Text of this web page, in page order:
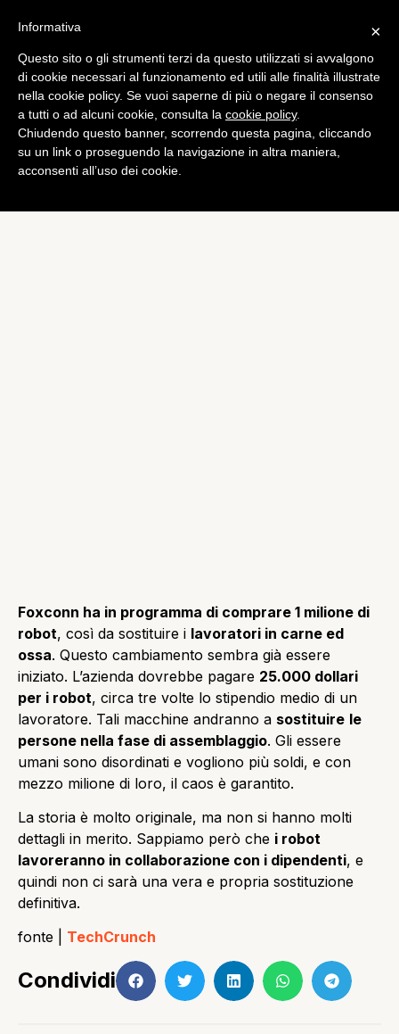
Tech
Foxconn dovrebbe
sostituire i lavoratori con
robot
diAlessandro Moretti
Foxconn ha in programma di comprare 1 milione di
robot, così da sostituire i lavoratori in carne ed
ossa. Questo cambiamento sembra già essere
iniziato. L’azienda dovrebbe pagare 25.000 dollari
per i robot, circa tre volte lo stipendio medio di un
lavoratore. Tali macchine andranno a sostituire le
persone nella fase di assemblaggio. Gli essere
umani sono disordinati e vogliono più soldi, e con
mezzo milione di loro, il caos è garantito.
La storia è molto originale, ma non si hanno molti
dettagli in merito. Sappiamo però che i robot
lavoreranno in collaborazione con i dipendenti, e
quindi non ci sarà una vera e propria sostituzione
definitiva.
fonte | TechCrunch
Condividi
×
Informativa
Questo sito o gli strumenti terzi da questo utilizzati si avvalgono
di cookie necessari al funzionamento ed utili alle finalità illustrate
nella cookie policy. Se vuoi saperne di più o negare il consenso
a tutti o ad alcuni cookie, consulta la cookie policy.
Chiudendo questo banner, scorrendo questa pagina, cliccando
su un link o proseguendo la navigazione in altra maniera,
acconsenti all’uso dei cookie.